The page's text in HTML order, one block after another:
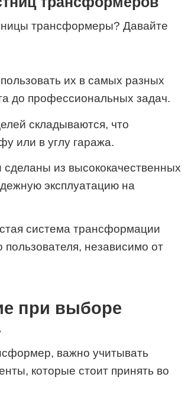
трансформеры? Давайте
их в самых разных
до профессиональных задач.
складываются, что
или в углу гаража.
сделаны из высококачественных
эксплуатацию на
система трансформации
независимо от
при выборе
важно учитывать
которые стоит принять во